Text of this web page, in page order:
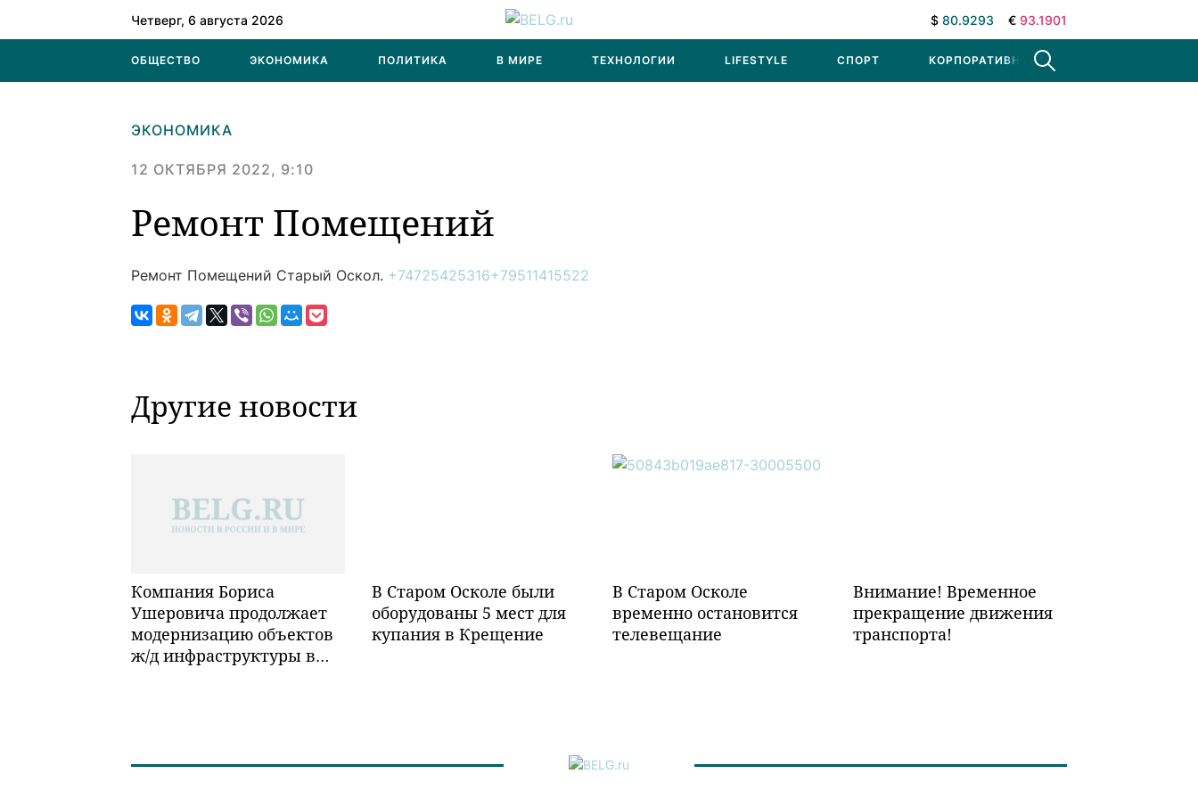
Четверг, 6 августа 2026 $ 80.9293 € 93.1901
ОБЩЕСТВО ЭКОНОМИКА ПОЛИТИКА В МИРЕ ТЕХНОЛОГИИ LIFESTYLE СПОРТ КОРПОРАТИВНЫЕ НОВОСТИ
ЭКОНОМИКА
12 ОКТЯБРЯ 2022, 9:10
Ремонт Помещений
Ремонт Помещений Старый Оскол. +74725425316+79511415522
Другие новости
Компания Бориса
Ушеровича продолжает
модернизацию объектов
ж/д инфраструктуры в
В Старом Осколе были
оборудованы 5 мест для
купания в Крещение
В Старом Осколе
временно остановится
телевещание
Внимание! Временное
прекращение движения
транспорта!